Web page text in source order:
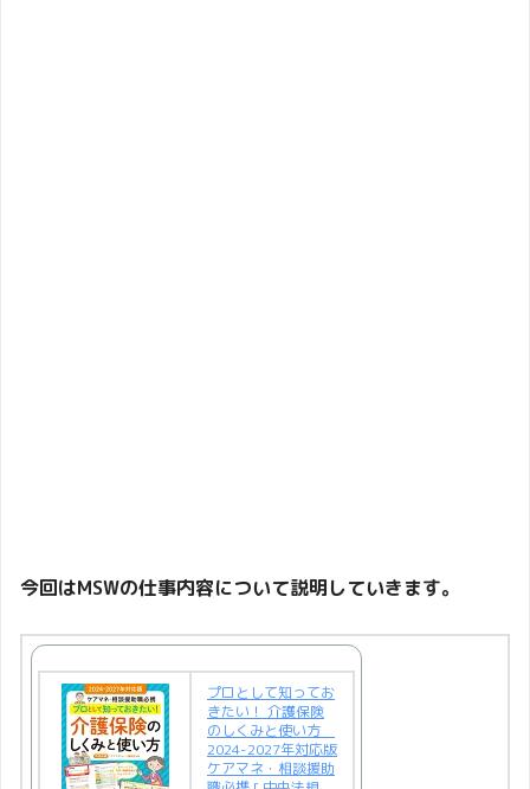
今回はMSWの仕事内容について説明していきます。
プロとして知ってお
きたい！ 介護保険
のしくみと使い方
2024-2027年対応版
ケアマネ・相談援助